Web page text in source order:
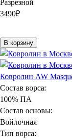
Разрезной
3490₽
В корзину
Ковролин AW
Состав ворса:
100% ПА
Состав основы:
Войлочная
Тип ворса: